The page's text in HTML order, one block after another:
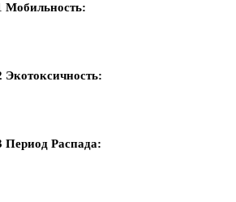
Мобильность:
Экотоксичность:
Период Распада: